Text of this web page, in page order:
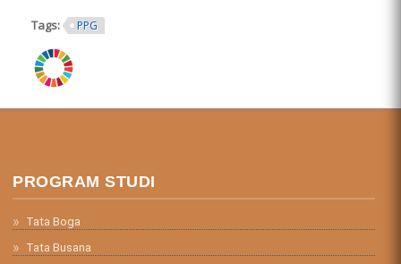
Tags: PPG
ring.png
PROGRAM STUDI
Tata Boga
Tata Busana